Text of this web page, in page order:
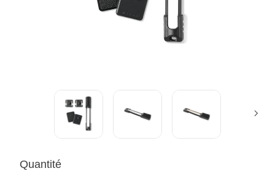
Quantité